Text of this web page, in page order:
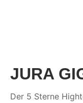
JURA
Der 5 Sterne